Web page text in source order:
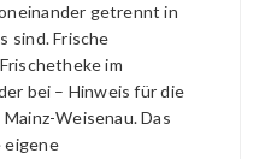
getrennt in
sind. Frische
im
bei – Hinweis für die
Weisenau. Das
eigene